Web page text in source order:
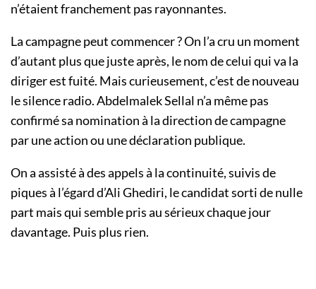
n’étaient franchement pas rayonnantes.
La campagne peut commencer ? On l’a cru un moment
d’autant plus que juste après, le nom de celui qui va la
diriger est fuité. Mais curieusement, c’est de nouveau
le silence radio. Abdelmalek Sellal n’a même pas
confirmé sa nomination à la direction de campagne
par une action ou une déclaration publique.
On a assisté à des appels à la continuité, suivis de
piques à l’égard d’Ali Ghediri, le candidat sorti de nulle
part mais qui semble pris au sérieux chaque jour
davantage. Puis plus rien.